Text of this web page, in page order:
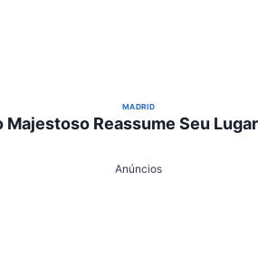
MADRID
Majestoso Reassume Seu
Anúncios